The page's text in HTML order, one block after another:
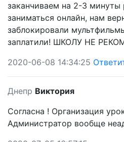
заканчиваем на 2-3
заниматься онлайн, нам
заблокировали
заплатили! ШКОЛУ НЕ
2020-06-08 14:34:25
Днепр Виктория
Согласна ! Организация
Администратор вообще